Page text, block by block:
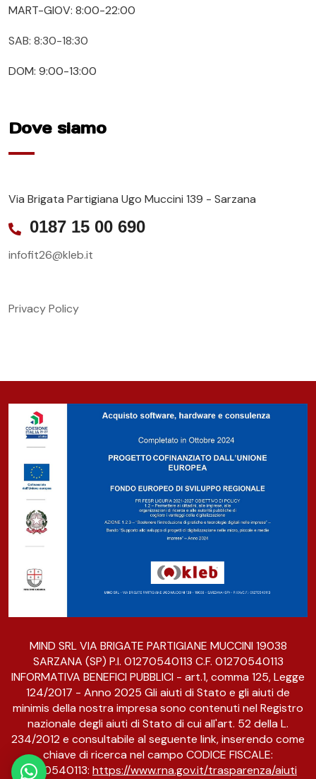
MART-GIOV: 8:00-22:00
SAB: 8:30-18:30
DOM: 9:00-13:00
Dove siamo
Via Brigata Partigiana Ugo Muccini 139 - Sarzana
0187 15 00 690
infofit26@kleb.it
Privacy Policy
MIND SRL VIA BRIGATE PARTIGIANE MUCCINI 19038
SARZANA (SP) P.I. 01270540113 C.F. 01270540113
INFORMATIVA BENEFICI PUBBLICI - art.1, comma 125, Legge
124/2017 - Anno 2025 Gli aiuti di Stato e gli aiuti de
minimis della nostra impresa sono contenuti nel Registro
nazionale degli aiuti di Stato di cui all'art. 52 della L.
234/2012 e consultabile al seguente link, inserendo come
chiave di ricerca nel campo CODICE FISCALE:
01270540113: https://www.rna.gov.it/trasparenza/aiuti